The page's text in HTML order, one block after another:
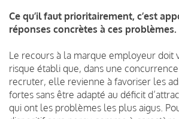
Ce qu’il faut prioritairement, c’est
réponses concrètes à ces problèmes.
Le recours à la marque employeur doit
risque établi que, dans une
recruter, elle revienne à favoriser les
fortes sans être adapté au déficit
qui ont les problèmes les plus aigus.